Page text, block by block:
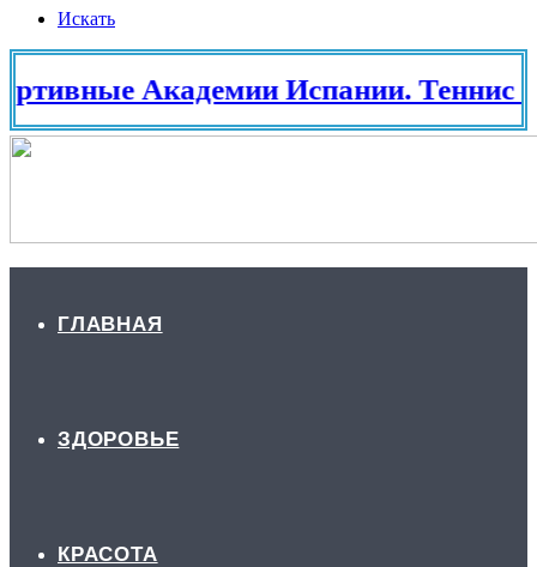
Искать
Академии Испании. Теннис в
ГЛАВНАЯ
ЗДОРОВЬЕ
КРАСОТА